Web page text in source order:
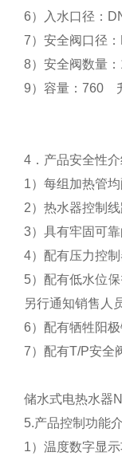
6）入水口径：
7）安全阀口径：
8）安全阀数量：
9）容量： 760
4 ．产品安全性
1）每组加热管
2）热水器控制
3）具有牢固可靠
4）配有压力控
5）配有低水位保
另行通知销售人
6）配有牺牲阳
7）配有T/P安全
储水式电热水器
5.产品控制功能介
1）温度数字显示